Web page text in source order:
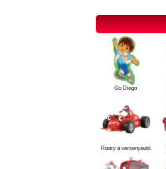
Go Diego
Roary a versenyautó